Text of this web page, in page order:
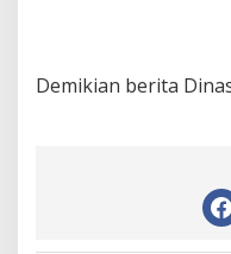
Demikian berita